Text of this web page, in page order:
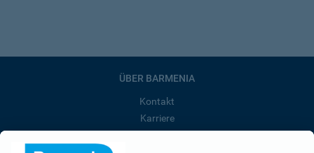
ÜBER BARMENIA
Kontakt
Karriere